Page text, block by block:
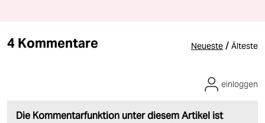
4 Kommentare Neueste / Älteste
Die Kommentarfunktion unter diesem Artikel ist
einloggen